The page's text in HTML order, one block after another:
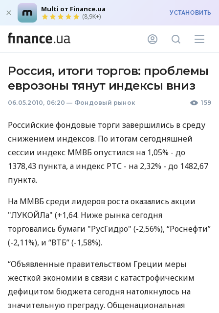
Multi от Finance.ua
(8,9K+) УСТАНОВИТЬ
Россия, итоги торгов: проблемы
еврозоны тянут индексы вниз
06.05.2010, 06:20 — Фондовый рынок 159
Российские фондовые торги завершились в среду
снижением индексов. По итогам сегодняшней
сессии индекс ММВБ опустился на 1,05% - до
1378,43 пункта, а индекс РТС - на 2,32% - до 1482,67
пункта.
На ММВБ среди лидеров роста оказались акции
"ЛУКОЙЛа" (+1,64. Ниже рынка сегодня
торговались бумаги "РусГидро" (-2,56%), “Роснефти”
(-2,11%), и “ВТБ” (-1,58%).
“Объявленные правительством Греции меры
жесткой экономии в связи с катастрофическим
дефицитом бюджета сегодня натолкнулось на
значительную преграду. Общенациональная